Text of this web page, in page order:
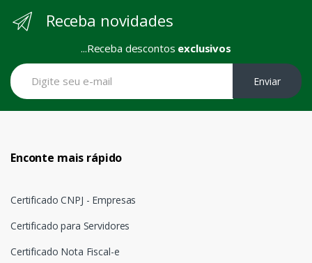
Receba novidades
...Receba descontos exclusivos
Enviar
Enconte mais rápido
Certificado CNPJ - Empresas
Certificado para Servidores
Certificado Nota Fiscal-e